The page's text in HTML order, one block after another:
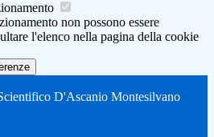
non possono essere
l'elenco nella pagina della cookie
D'Ascanio Montesilvano